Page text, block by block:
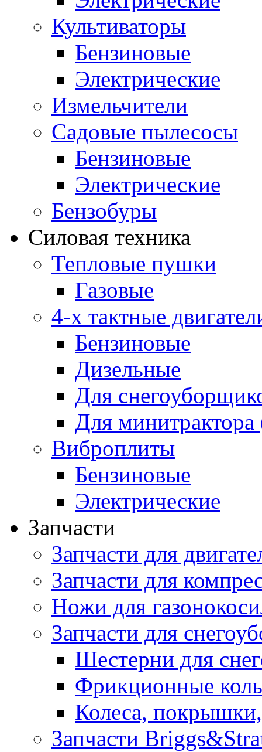
Культиваторы
Бензиновые
Электрические
Измельчители
Садовые пылесосы
Бензиновые
Электрические
Бензобуры
Силовая техника
Тепловые пушки
Газовые
4-х тактные
Бензиновые
Дизельные
Для
Для минитрактора
Виброплиты
Бензиновые
Электрические
Запчасти
Запчасти для
Запчасти для
Ножи для
Запчасти для
Шестерни для
Фрикционные
Колеса,
Запчасти